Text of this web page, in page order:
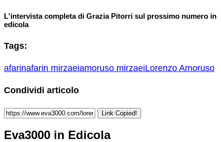
L'intervista completa di Grazia Pitorri sul prossimo numero in
edicola
Tags:
afarinafarin mirzaeiamoruso mirzaeiLorenzo Amoruso
Condividi articolo
Link Copied!
Eva3000 in Edicola